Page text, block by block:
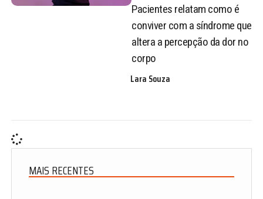
Pacientes relatam como é
conviver com a síndrome que
altera a percepção da dor no
corpo
Lara Souza
MAIS RECENTES